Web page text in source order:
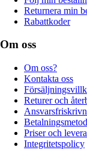
Returnera min
Rabattkoder
Om oss
Om oss?
Kontakta oss
Returer och
Priser och
Integritetspolicy